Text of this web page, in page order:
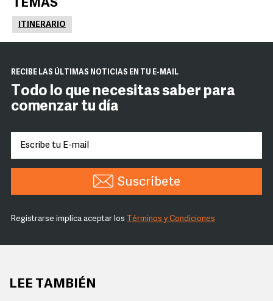
TEMAS
ITINERARIO
RECIBE LAS ÚLTIMAS NOTICIAS EN TU E-MAIL
Todo lo que necesitas saber para
comenzar tu día
Suscríbete
Registrarse implica aceptar los Términos y Condiciones
LEE TAMBIÉN